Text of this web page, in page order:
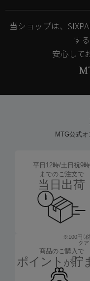
当ショップは、
す
安心して
MTG公式
平日12時/土日祝9時
までのご注文で
当日出荷
商品のご購入で
ポイント が貯
※100円（
ク